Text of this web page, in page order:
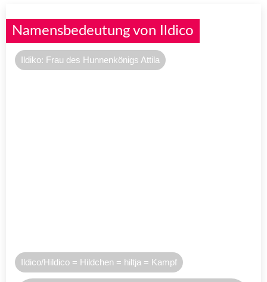
Namensbedeutung von Ildico
Ildiko: Frau des Hunnenkönigs Attila
Ildico/Hildico = Hildchen = hiltja = Kampf